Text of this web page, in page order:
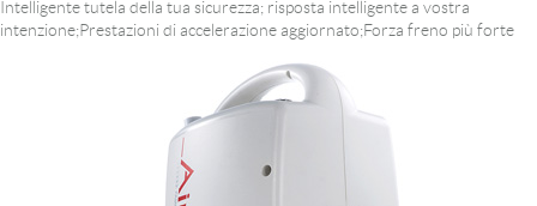
Intelligente tutela della tua sicurezza; risposta intelligente a vostra
intenzione;Prestazioni di accelerazione aggiornato;Forza freno più forte